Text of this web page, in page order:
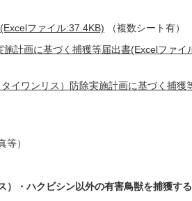
ファイル:37.4KB) （複数シート有）
計画に基づく捕獲等届出書(Excelファイ
イワンリス）防除実施計画に基づく捕獲
）
）・ハクビシン以外の有害鳥獣を捕獲す